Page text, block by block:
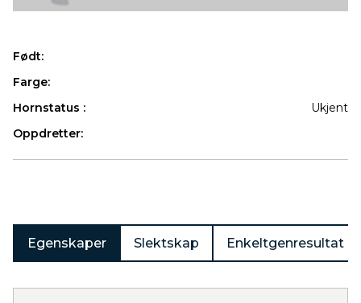
Født:
Farge:
Hornstatus :
Ukjent
Oppdretter:
Egenskaper Slektskap Enkeltgenresultat